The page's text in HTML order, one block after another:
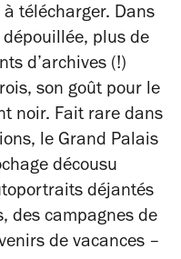
télécharger. Dans
plus de
d’archives (!)
son goût pour le
noir. Fait rare dans
le Grand Palais
décousu
déjantés
des campagnes de
de vacances –